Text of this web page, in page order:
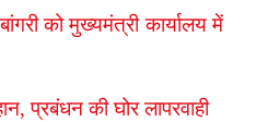
को मुख्यमंत्री कार्यालय में
प्रबंधन की घोर लापरवाही